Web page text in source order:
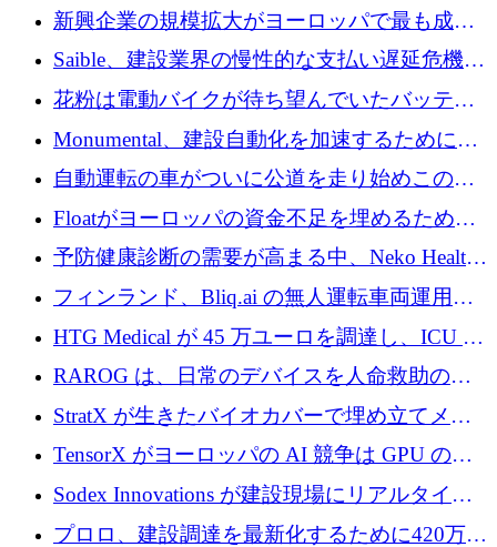
後、アムステルダムに根を張る
新興企業の規模拡大がヨーロッパで最も成功
した創業者を生み出す、アントラー氏が発見
Saible、建設業界の慢性的な支払い遅延危機に
対処するために 290 万ポンドを調達
花粉は電動バイクが待ち望んでいたバッテリ
ー交換ネットワークを構築している
Monumental、建設自動化を加速するためにシ
リーズ B で 3,200 万ドルを確保
自動運転の車がついに公道を走り始めこの国
が世界をリードしようとしている
Floatがヨーロッパの資金不足を埋めるために
シリーズAで450万ユーロを調達
予防健康診断の需要が高まる中、Neko Health
が 7 億ドルを調達
フィンランド、Bliq.ai の無人運転車両運用を
認可
HTG Medical が 45 万ユーロを調達し、ICU の
尿モニタリングを自動化するための MDR 認
証を獲得
RAROG は、日常のデバイスを人命救助の救
助ビーコンに変えるために 16 万 2,000 ユーロ
StratX が生きたバイオカバーで埋め立てメタ
ン対策に 119 万ドルを調達
TensorX がヨーロッパの AI 競争は GPU の所
有者によって決まると考える理由
Sodex Innovations が建設現場にリアルタイム
のインテリジェンスをもたらすために 400 万
プロロ、建設調達を最新化するために420万ポ